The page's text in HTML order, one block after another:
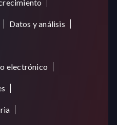
Datos y análisis
electrónico